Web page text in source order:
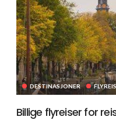
DESTINASJONER
Billige flyreiser for